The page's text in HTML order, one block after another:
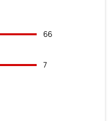
66
7